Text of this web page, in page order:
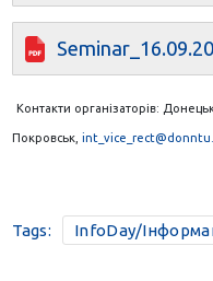
Контакти організаторів:
Покровськ,
Tags: InfoDay/